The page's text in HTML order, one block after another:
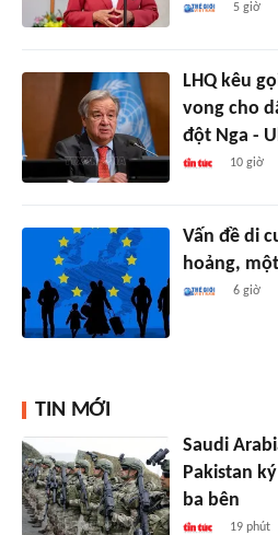
5 giờ
LHQ kêu
vong cho
đột Nga -
10 giờ
Vấn đề di
hoảng,
6 giờ
TIN MỚI
Saudi
Pakistan
ba bên
19 phút